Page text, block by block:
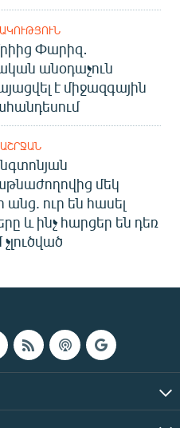
Փարիզ․
անօդաչուն
է միջազգային
մեկ
ուր են հասել
և ինչ հարցեր են դեռ
չլուծված